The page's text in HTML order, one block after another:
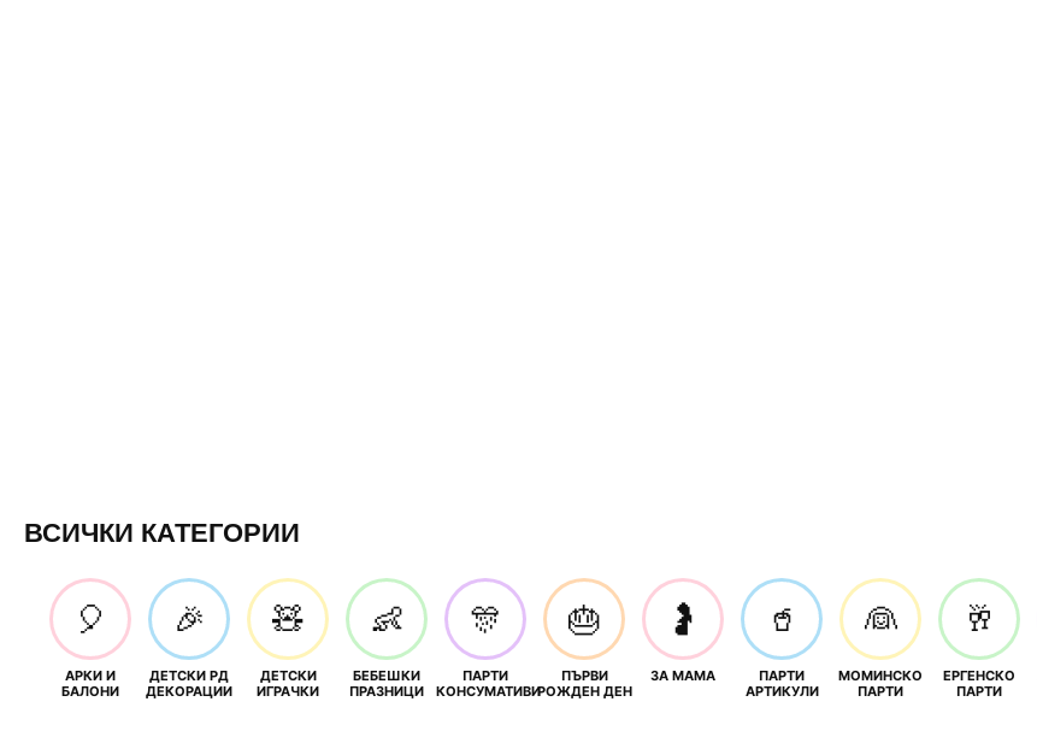
ВСИЧКИ КАТЕГОРИИ
🎈
АРКИ И
БАЛОНИ
🎉
ДЕТСКИ РД
ДЕКОРАЦИИ
🧸
ДЕТСКИ
ИГРАЧКИ
👶
БЕБЕШКИ
ПРАЗНИЦИ
🎊
ПАРТИ
КОНСУМАТИВИ
🎂
ПЪРВИ
РОЖДЕН ДЕН
🤰
ЗА МАМА
🥤
ПАРТИ
АРТИКУЛИ
👰
МОМИНСКО
ПАРТИ
🥂
ЕРГЕНСКО
ПАРТИ